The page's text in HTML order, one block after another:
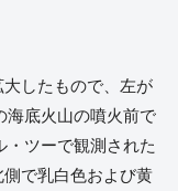
したもので、左が
海底火山の噴火前で
・ツーで観測された
で乳白色および黄